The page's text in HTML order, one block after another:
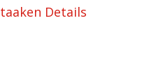
Details